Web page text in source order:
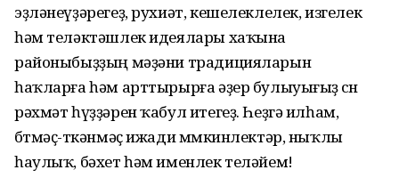
эҙләнеүҙәрегеҙ, рухиәт, кешелеклелек, изгелек
һәм теләктәшлек идеялары хаҡына
районыбыҙҙың мәҙәни традицияларын
һаҡларға һәм арттырырға әҙер булыуығыҙ өсөн
рәхмәт һүҙҙәрен ҡабул итегеҙ. Һеҙгә илһам,
бөтмәҫ-төкәнмәҫ ижади мөмкинлектәр, ныҡлы
һаулыҡ, бәхет һәм именлек теләйем!